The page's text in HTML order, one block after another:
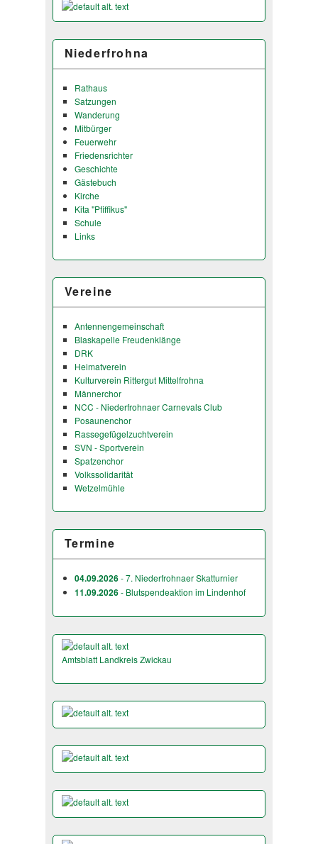
Niederfrohna
Rathaus
Satzungen
Wanderung
Mitbürger
Feuerwehr
Friedensrichter
Geschichte
Gästebuch
Kirche
Kita "Pfiffikus"
Schule
Links
Vereine
Antennengemeinschaft
Blaskapelle Freudenklänge
DRK
Heimatverein
Kulturverein Rittergut Mittelfrohna
Männerchor
NCC - Niederfrohnaer Carnevals Club
Posaunenchor
Rassegefügelzuchtverein
SVN - Sportverein
Spatzenchor
Volkssolidarität
Wetzelmühle
Termine
04.09.2026- 7. Niederfrohnaer Skatturnier
11.09.2026- Blutspendeaktion im Lindenhof
Amtsblatt Landkreis Zwickau